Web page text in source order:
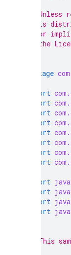
* Unless
* is
* or
* the
package
import
import
import
import
import
import
import
import
import
import
import
import
* This